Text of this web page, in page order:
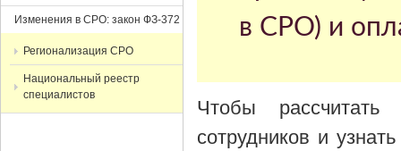
в СРО) и
Чтобы рассчитать
сотрудников и
Изменения в СРО: закон ФЗ-372
Регионализация СРО
Национальный реестр
специалистов